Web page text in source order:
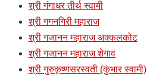
श्री गंगाधर तीर्थ स्वामी
श्री गगनगिरी महाराज
श्री गजानन महाराज अक्कलकोट
श्री गजानन महाराज शेगाव
श्री गुरुकृष्णसरस्वती (कुंभार स्वामी)